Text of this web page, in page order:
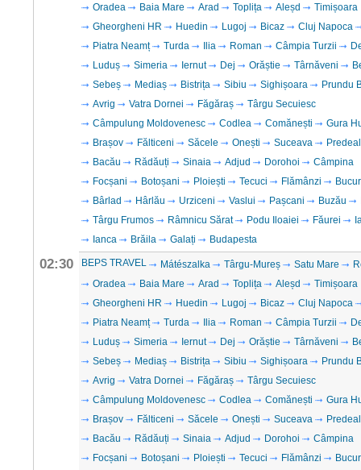
02:30
Oradea
Baia Mare Arad Toplița Aleșd
Timișoara
Gheorgheni HR
Huedin Lugoj Bicaz
Cluj Napoca
Piatra Neamț
Turda Ilia Roman Câmpia Turzii
Luduș
Simeria Iernut Dej Orăștie Târnăveni
Sebeș
Mediaș Bistrița Sibiu Sighișoara
Prundu
Avrig
Vatra Dornei Făgăraș
Târgu Secuiesc
Câmpulung Moldovenesc
Codlea Comănești
Gura
Brașov
Fălticeni Săcele Onești Suceava
Predeal
Bacău
Rădăuți Sinaia Adjud Dorohoi
Câmpina
Focșani
Botoșani Ploiești Tecuci Flămânzi
Bârlad
Hârlău Urziceni Vaslui Pașcani Buzău
Târgu Frumos
Râmnicu Sărat Podu Iloaiei Făurei
Ianca
Brăila Galați Budapesta
BEPS TRAVEL Mátészalka Târgu-Mureș Satu Mare
Oradea
Baia Mare Arad Toplița Aleșd
Timișoara
Gheorgheni HR
Huedin Lugoj Bicaz
Cluj Napoca
Piatra Neamț
Turda Ilia Roman Câmpia Turzii
Luduș
Simeria Iernut Dej Orăștie Târnăveni
Sebeș
Mediaș Bistrița Sibiu Sighișoara
Prundu
Avrig
Vatra Dornei Făgăraș
Târgu Secuiesc
Câmpulung Moldovenesc
Codlea Comănești
Gura
Brașov
Fălticeni Săcele Onești Suceava
Predeal
Bacău
Rădăuți Sinaia Adjud Dorohoi
Câmpina
Focșani
Botoșani Ploiești Tecuci Flămânzi